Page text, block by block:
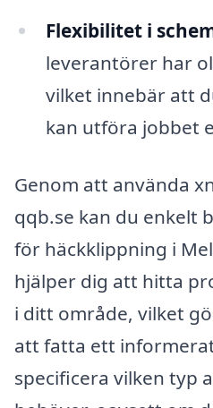
Flexibilitet i
leverantörer har
vilket innebär att
kan utföra jobbet
Genom att använda
qqb.se kan du enkelt
för häckklippning i
hjälper dig att hitta
i ditt område, vilket
att fatta ett
specificera vilken typ